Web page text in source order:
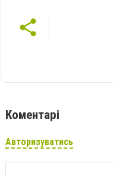
Коментарі
Авторизуватись